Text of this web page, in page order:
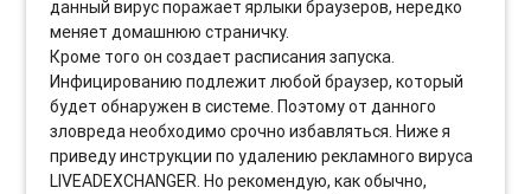
данный вирус поражает ярлыки браузеров, нередко
меняет домашнюю страничку.
Кроме того он создает расписания запуска.
Инфицированию подлежит любой браузер, который
будет обнаружен в системе. Поэтому от данного
зловреда необходимо срочно избавляться. Ниже я
приведу инструкции по удалению рекламного вируса
LIVEADEXCHANGER. Но рекомендую, как обычно,